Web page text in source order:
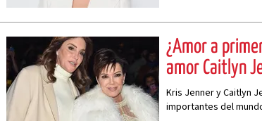
¿Amor a
amor Caitlyn
Kris Jenner y Caitlyn
importantes del